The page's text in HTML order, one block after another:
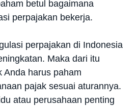
betul bagaimana
perpajakan bekerja.
perpajakan di Indonesia
Maka dari itu
Anda harus paham
pajak sesuai aturannya.
atau perusahaan penting